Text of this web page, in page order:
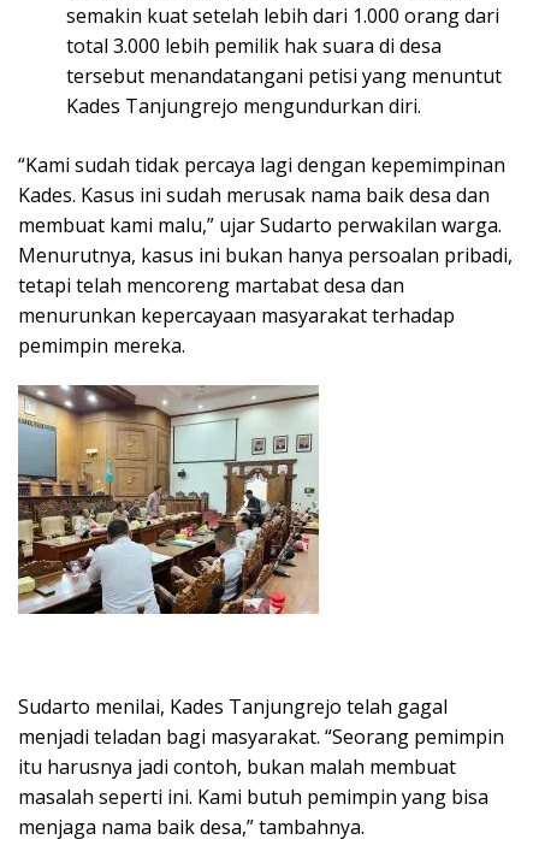
semakin kuat setelah lebih dari 1.000 orang dari
total 3.000 lebih pemilik hak suara di desa
tersebut menandatangani petisi yang menuntut
Kades Tanjungrejo mengundurkan diri.
“Kami sudah tidak percaya lagi dengan kepemimpinan
Kades. Kasus ini sudah merusak nama baik desa dan
membuat kami malu,” ujar Sudarto perwakilan warga.
Menurutnya, kasus ini bukan hanya persoalan pribadi,
tetapi telah mencoreng martabat desa dan
menurunkan kepercayaan masyarakat terhadap
pemimpin mereka.
Sudarto menilai, Kades Tanjungrejo telah gagal
menjadi teladan bagi masyarakat. “Seorang pemimpin
itu harusnya jadi contoh, bukan malah membuat
masalah seperti ini. Kami butuh pemimpin yang bisa
menjaga nama baik desa,” tambahnya.